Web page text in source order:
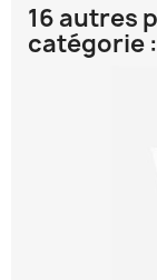
16 autres
catégorie :